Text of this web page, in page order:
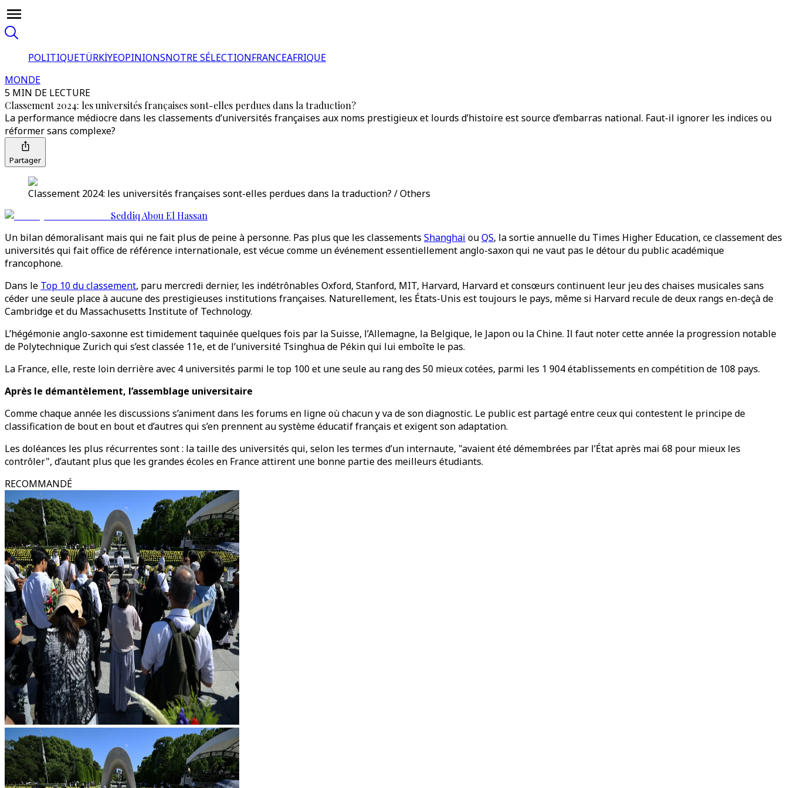
POLITIQUETÜRKİYEOPINIONSNOTRE SÉLECTIONFRANCEAFRIQUE
MONDE
5 MIN DE LECTURE
Classement 2024: les universités françaises sont-elles perdues dans la traduction?
La performance médiocre dans les classements d’universités françaises aux noms prestigieux et lourds d’histoire est source d’embarras national. Faut-il ignorer les indices ou
réformer sans complexe?
Partager
Classement 2024: les universités françaises sont-elles perdues dans la traduction? / Others
Seddiq Abou El Hassan
Un bilan démoralisant mais qui ne fait plus de peine à personne. Pas plus que les classements Shanghai ouQS, la sortie annuelle du Times Higher Education, ce classement des
universités qui fait office de référence internationale, est vécue comme un événement essentiellement anglo-saxon qui ne vaut pas le détour du public académique
francophone.
Dans le Top 10 du classement, paru mercredi dernier, les indétrônables Oxford, Stanford, MIT, Harvard, Harvard et consœurs continuent leur jeu des chaises musicales sans
céder une seule place à aucune des prestigieuses institutions françaises. Naturellement, les États-Unis est toujours le pays, même si Harvard recule de deux rangs en-deçà de
Cambridge et du Massachusetts Institute of Technology.
L’hégémonie anglo-saxonne est timidement taquinée quelques fois par la Suisse, l’Allemagne, la Belgique, le Japon ou la Chine. Il faut noter cette année la progression notable
de Polytechnique Zurich qui s’est classée 11e, et de l’université Tsinghua de Pékin qui lui emboîte le pas.
La France, elle, reste loin derrière avec 4 universités parmi le top 100 et une seule au rang des 50 mieux cotées, parmi les 1 904 établissements en compétition de 108 pays.
Après le démantèlement, l’assemblage universitaire
Comme chaque année les discussions s’animent dans les forums en ligne où chacun y va de son diagnostic. Le public est partagé entre ceux qui contestent le principe de
classification de bout en bout et d’autres qui s’en prennent au système éducatif français et exigent son adaptation.
Les doléances les plus récurrentes sont : la taille des universités qui, selon les termes d’un internaute, "avaient été démembrées par l’État après mai 68 pour mieux les
contrôler", d’autant plus que les grandes écoles en France attirent une bonne partie des meilleurs étudiants.
RECOMMANDÉ